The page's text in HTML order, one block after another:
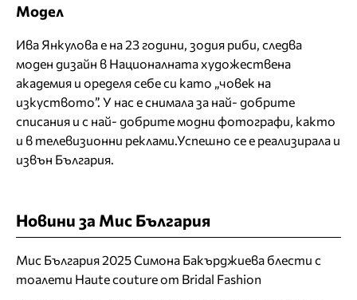
Модел
Ива Янкулова е на 23 години, зодия риби, следва
моден дизайн в Националната художествена
академия и оределя себе си като „човек на
изкуството”. У нас е снимала за най- добрите
списания и с най- добрите модни фотографи, както
и в телевизионни реклами.Успешно се е реализирала и
извън България.
Новини за Мис България
Мис България 2025 Симона Бакърджиева блести с
тоалети Haute couture от Bridal Fashion